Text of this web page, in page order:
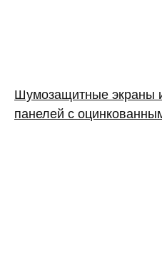
Шумозащитные экраны
панелей с